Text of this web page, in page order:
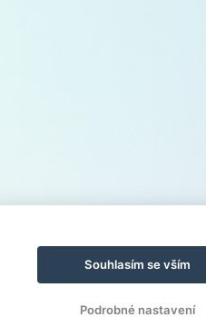
Souhlasím se vším
Podrobné nastavení